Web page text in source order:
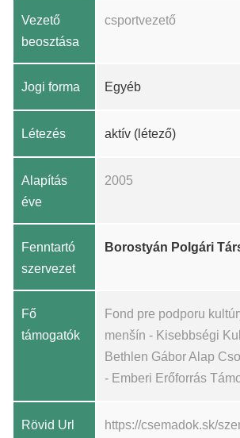
Vezető
beosztása
csportvezető
Jogi forma Egyéb
Létezés aktív (létező)
Alapítás
éve
2005
Fenntartó
szervezet
Borostyán Polgári
Fő
támogatók
Fond pre podporu
menšín - Kisebbségi
Bethlen Gábor Alap
- Emberi Erőforrás
Rövid Url
https://csemadok.sk/